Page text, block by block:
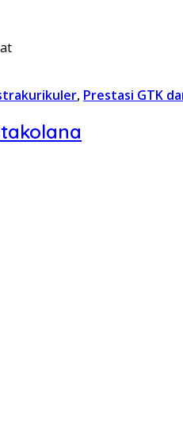
, Prestasi GTK